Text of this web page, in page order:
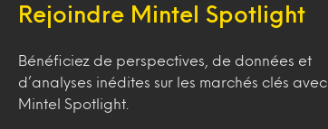
Rejoindre Mintel Spotlight
Bénéficiez de perspectives, de données et
d’analyses inédites sur les marchés clés avec
Mintel Spotlight.